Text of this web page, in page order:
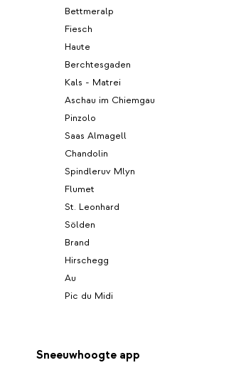
Bettmeralp
Fiesch
Haute
Berchtesgaden
Kals - Matrei
Aschau im Chiemgau
Pinzolo
Saas Almagell
Chandolin
Spindleruv Mlyn
Flumet
St. Leonhard
Sölden
Brand
Hirschegg
Au
Pic du Midi
Sneeuwhoogte app